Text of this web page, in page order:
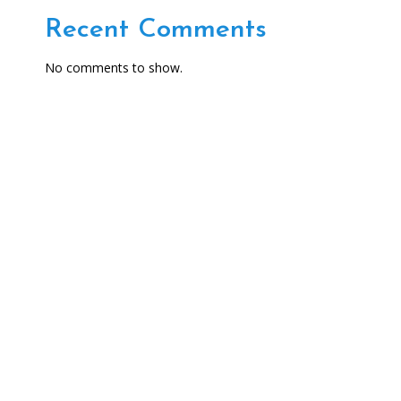
Recent Comments
No comments to show.